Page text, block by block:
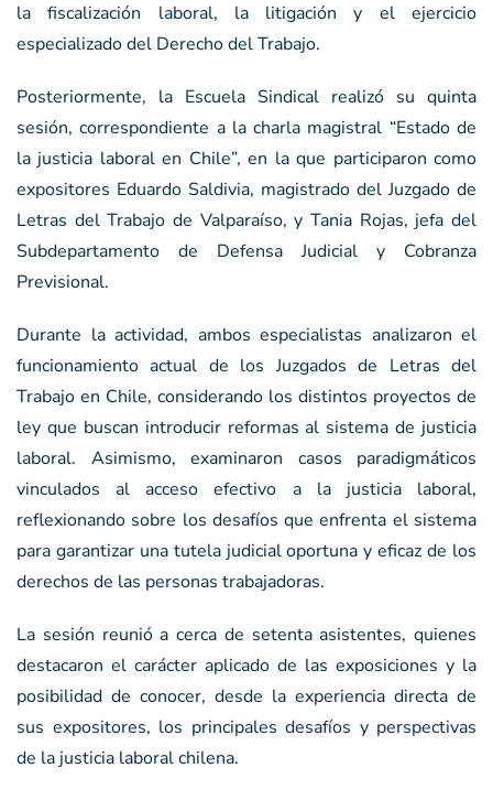
la fiscalización laboral, la litigación y el ejercicio
especializado del Derecho del Trabajo.
Posteriormente, la Escuela Sindical realizó su quinta
sesión, correspondiente a la charla magistral “Estado de
la justicia laboral en Chile”, en la que participaron como
expositores Eduardo Saldivia, magistrado del Juzgado de
Letras del Trabajo de Valparaíso, y Tania Rojas, jefa del
Subdepartamento de Defensa Judicial y Cobranza
Previsional.
Durante la actividad, ambos especialistas analizaron el
funcionamiento actual de los Juzgados de Letras del
Trabajo en Chile, considerando los distintos proyectos de
ley que buscan introducir reformas al sistema de justicia
laboral. Asimismo, examinaron casos paradigmáticos
vinculados al acceso efectivo a la justicia laboral,
reflexionando sobre los desafíos que enfrenta el sistema
para garantizar una tutela judicial oportuna y eficaz de los
derechos de las personas trabajadoras.
La sesión reunió a cerca de setenta asistentes, quienes
destacaron el carácter aplicado de las exposiciones y la
posibilidad de conocer, desde la experiencia directa de
sus expositores, los principales desafíos y perspectivas
de la justicia laboral chilena.